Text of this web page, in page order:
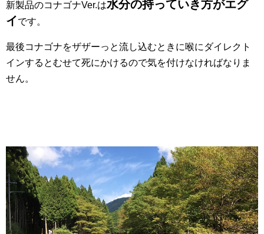
新製品のコナゴナVer.は水分の持っていき方がエグ
イです。
最後コナゴナをザザーっと流し込むときに喉にダイレクト
インするとむせて死にかけるので気を付けなければなりま
せん。